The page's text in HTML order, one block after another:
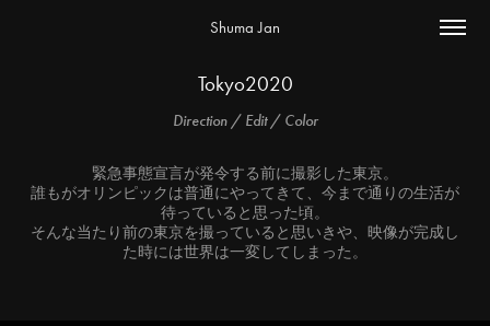
Shuma Jan
Tokyo2020
Direction / Edit / Color
緊急事態宣言が発令する前に撮影した東京。
誰もがオリンピックは普通にやってきて、今まで通りの生活が
待っていると思った頃。
そんな当たり前の東京を撮っていると思いきや、映像が完成し
た時には世界は一変してしまった。